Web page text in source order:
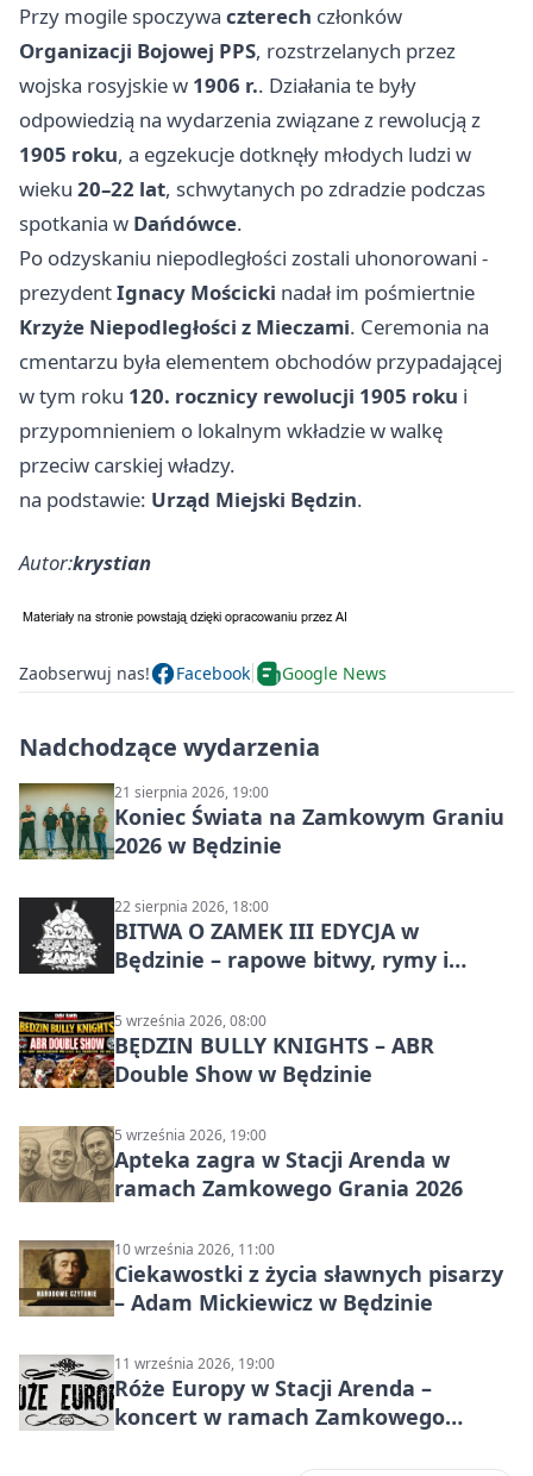
Przy mogile spoczywa czterech członków
Organizacji Bojowej PPS, rozstrzelanych przez
wojska rosyjskie w 1906 r.. Działania te były
odpowiedzią na wydarzenia związane z rewolucją z
1905 roku, a egzekucje dotknęły młodych ludzi w
wieku 20–22 lat, schwytanych po zdradzie podczas
spotkania w Dańdówce.
Po odzyskaniu niepodległości zostali uhonorowani -
prezydentIgnacy Mościcki nadał im pośmiertnie
Krzyże Niepodległości z Mieczami. Ceremonia na
cmentarzu była elementem obchodów przypadającej
w tym roku 120. rocznicy rewolucji 1905 roku i
przypomnieniem o lokalnym wkładzie w walkę
przeciw carskiej władzy.
na podstawie: Urząd Miejski Będzin.
Autor:krystian
Zaobserwuj nas! Facebook Google News
Nadchodzące wydarzenia
21 sierpnia 2026, 19:00
Koniec Świata na Zamkowym Graniu
2026 w Będzinie
22 sierpnia 2026, 18:00
BITWA O ZAMEK III EDYCJA w
Będzinie – rapowe bitwy, rymy i
5 września 2026, 08:00
BĘDZIN BULLY KNIGHTS – ABR
Double Show w Będzinie
5 września 2026, 19:00
Apteka zagra w Stacji Arenda w
ramach Zamkowego Grania 2026
10 września 2026, 11:00
Ciekawostki z życia sławnych pisarzy
– Adam Mickiewicz w Będzinie
11 września 2026, 19:00
Róże Europy w Stacji Arenda –
koncert w ramach Zamkowego